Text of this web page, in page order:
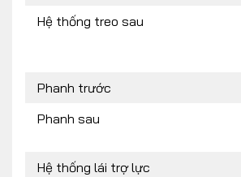
Hệ thống treo sau
Phanh trước
Phanh sau
Hệ thống lái trợ lực